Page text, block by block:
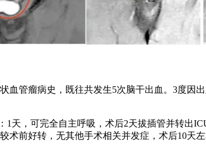
管瘤病史，既往共发生5次脑干出血。3度因
，可完全自主呼吸，术后2天拔插管并转出
前好转，无其他手术相关并发症，术后10天左